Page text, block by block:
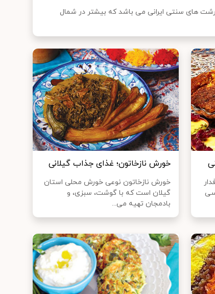
های سنتی ایرانی می باشد که بیشتر در شمال
خورش نازخاتون؛ غذای جذاب گیلانی
خورش نازخاتون نوعی خورش محلی استان
گیلان است که با گوشت، سبزی، و
بادمجان تهیه می...